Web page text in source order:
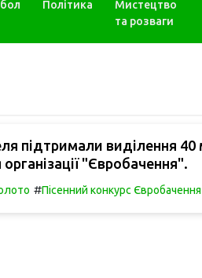
Політика
Мистецтво
та розваги
підтримали виділення 40
"Євробачення".
#Пісенний конкурс Євробачення